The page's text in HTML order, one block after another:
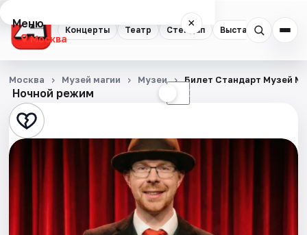
Концерты Театр Стендап Выставки
Меню ×
Москва
Концерты
Театр
Стендап
Выставки
Ночной режим ☾
Москва Музей магии Музеи Билет Стандарт Музей